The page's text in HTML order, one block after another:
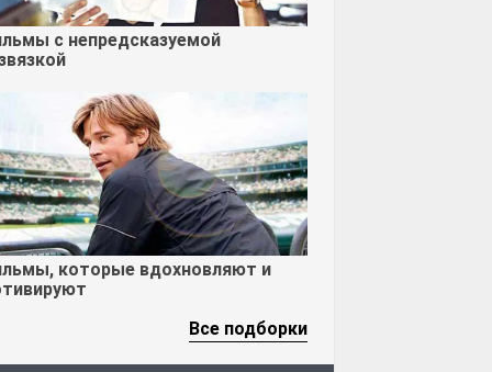
с непредсказуемой
которые вдохновляют и
Все подборки